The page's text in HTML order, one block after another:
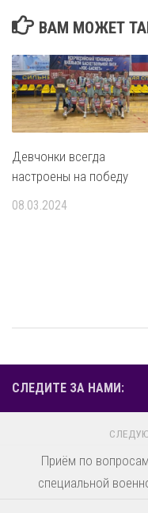
ВАМ МОЖЕТ
Девчонки всегда
настроены на победу
08.03.2024
СЛЕДИТЕ ЗА НАМИ:
Приём по
специальной